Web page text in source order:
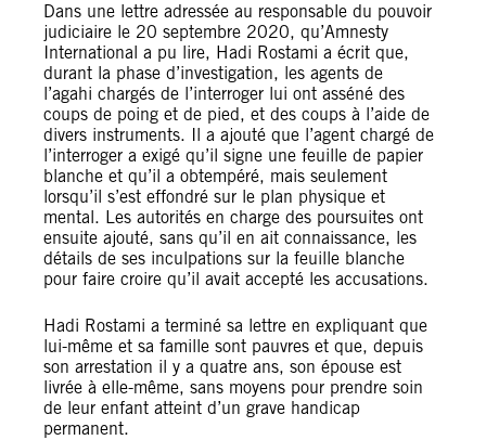
Dans une lettre adressée au responsable du pouvoir
judiciaire le 20 septembre 2020, qu’Amnesty
International a pu lire, Hadi Rostami a écrit que,
durant la phase d’investigation, les agents de
l’agahi chargés de l’interroger lui ont asséné des
coups de poing et de pied, et des coups à l’aide de
divers instruments. Il a ajouté que l’agent chargé de
l’interroger a exigé qu’il signe une feuille de papier
blanche et qu’il a obtempéré, mais seulement
lorsqu’il s’est effondré sur le plan physique et
mental. Les autorités en charge des poursuites ont
ensuite ajouté, sans qu’il en ait connaissance, les
détails de ses inculpations sur la feuille blanche
pour faire croire qu’il avait accepté les accusations.
Hadi Rostami a terminé sa lettre en expliquant que
lui-même et sa famille sont pauvres et que, depuis
son arrestation il y a quatre ans, son épouse est
livrée à elle-même, sans moyens pour prendre soin
de leur enfant atteint d’un grave handicap
permanent.